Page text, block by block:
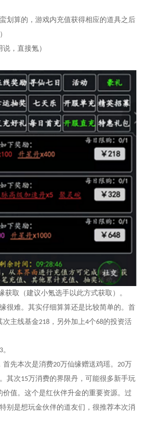
划算的，游戏内充值获得相应的道具之后
说，直接氪）
获取（建议小氪选手以此方式获取）。
很难。其实仔细算算还是比较简单的。首
次主线基金218 ，另外加上4个68的投资活
。
首先本次是消费20万仙缘赠送鸡瑶。 20万
其次15万消费的界限丹，可能很多新手玩
价值。这个是红伙伴升金的重要资源。过
别是想玩金伙伴的道友们，很推荐本次消